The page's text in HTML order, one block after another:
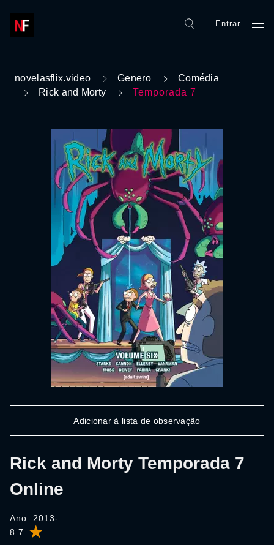
Entrar
novelasflix.video Genero
Comédia
Rick and Morty
Temporada 7
8.7
Rick and Morty Temporada 7
Online
Ano: 2013-
Adicionar à lista de observação